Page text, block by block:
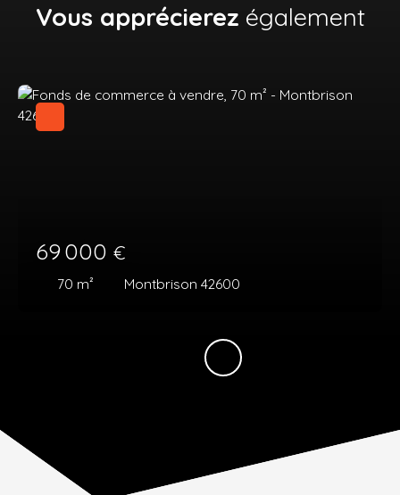
Vous apprécierez également
69 000 €
70 m² Montbrison 42600